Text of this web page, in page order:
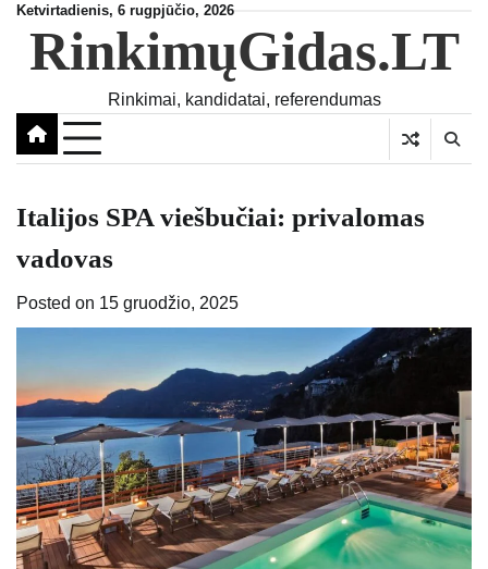
Skip
content
Ketvirtadienis, 6 rugpjūčio, 2026
RinkimųGidas.LT
Rinkimai, kandidatai, referendumas
Italijos SPA viešbučiai: privalomas
vadovas
Posted on 15 gruodžio, 2025